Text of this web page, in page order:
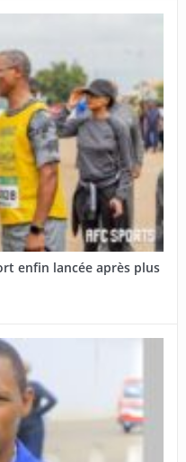
enfin lancée après plus